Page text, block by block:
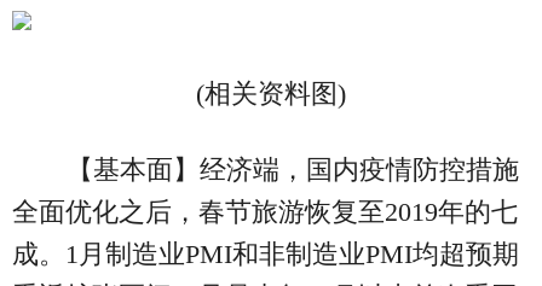
(相关资料图)
【基本面】经济端，国内疫情防控措施
全面优化之后，春节旅游恢复至2019年的七
成。1月制造业PMI和非制造业PMI均超预期